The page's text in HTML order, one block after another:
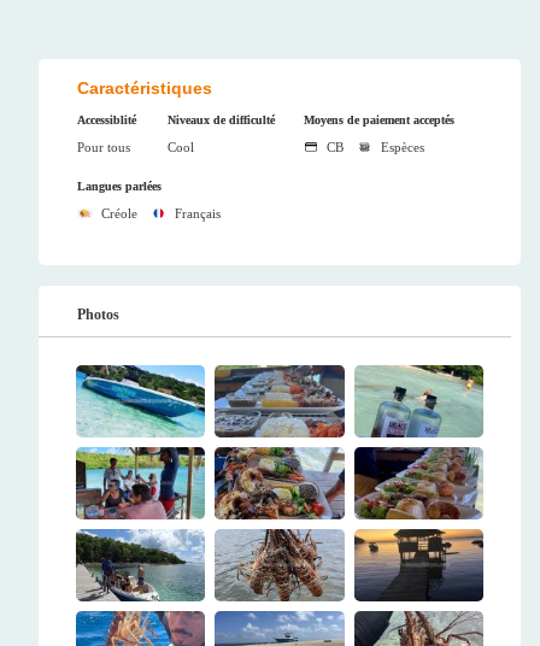
Caractéristiques
Accessiblité
Pour tous
Niveaux de difficulté
Cool
Moyens de paiement acceptés
CB Espèces
Langues parlées
Créole Français
Photos